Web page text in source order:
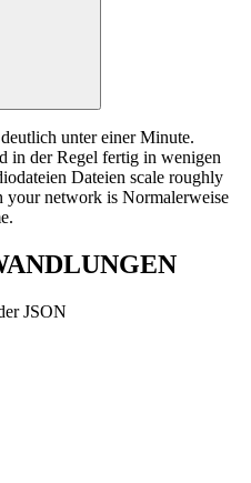
unter einer Minute.
in der Regel fertig in wenigen
Dateien scale roughly
your network is Normalerweise
JSON